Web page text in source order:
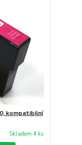
kompatibilní
Skladem 4 ks